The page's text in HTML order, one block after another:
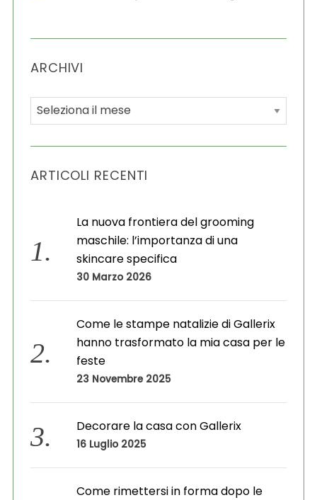
ARCHIVI
A
r
c
iARTICOLI RECENTI
La nuova frontiera del grooming
maschile: l’importanza di una
skincare specifica
30 Marzo 2026
Come le stampe natalizie di Gallerix
hanno trasformato la mia casa per le
feste
23 Novembre 2025
Decorare la casa con Gallerix
16 Luglio 2025
Come rimettersi in forma dopo le